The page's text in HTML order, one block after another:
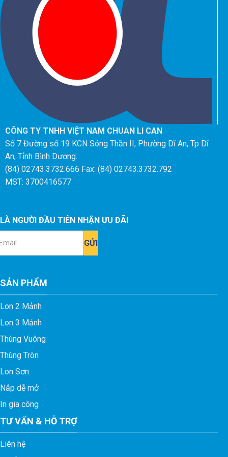
CÔNG TY TNHH VIỆT NAM CHUAN LI CAN
Số 7 Đường số 19 KCN Sóng Thần II, Phường Dĩ An, Tp Dĩ
An, Tỉnh Bình Dương.
(84) 02743.3732.666 Fax: (84) 02743.3732.792
MST: 3700416577
LÀ NGƯỜI ĐẦU TIÊN NHẬN ƯU ĐÃI
SẢN PHẨM
Lon 2 Mảnh
Lon 3 Mảnh
Thùng Vuông
Thùng Tròn
Lon Sơn
Nắp dễ mở
In gia công
TƯ VẤN & HỖ TRỢ
Liên hệ